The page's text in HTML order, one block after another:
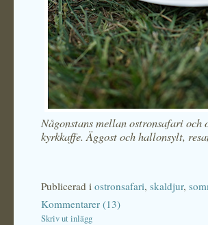
Någonstans mellan ostronsafari
kyrkkaffe. Äggost och hallonsylt,
Publicerad i ostronsafari, skaldjur,
Kommentarer (13)
Skriv ut inlägg